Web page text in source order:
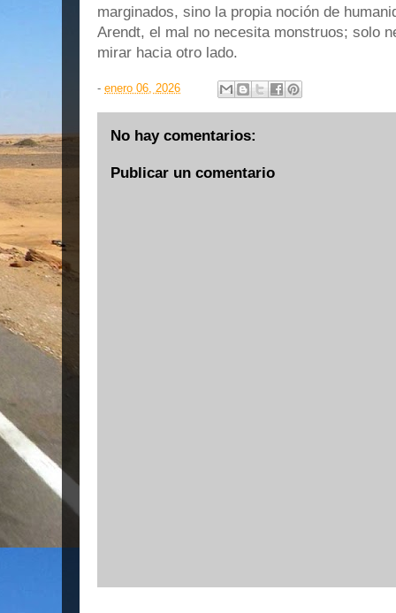
marginados, sino la propia noción de
Arendt, el mal no necesita monstruos; solo
mirar hacia otro lado.
- enero 06, 2026
No hay comentarios:
Publicar un comentario